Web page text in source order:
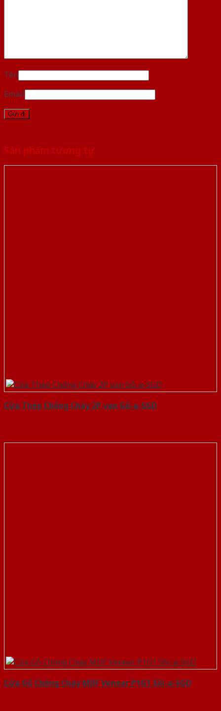
Tên
Email
Sản phẩm tương tự
Cửa Thép Chống Cháy 2P van Gỗ-a-SGD
Cửa Gỗ Chống Cháy MDF Veneer P1G1 Sồi-a-SGD